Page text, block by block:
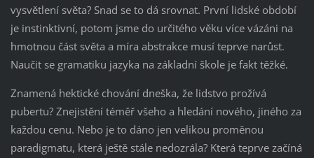
vysvětlení světa? Snad se to dá srovnat. První lidské období
je instinktivní, potom jsme do určitého věku více vázáni na
hmotnou část světa a míra abstrakce musí teprve narůst.
Naučit se gramatiku jazyka na základní škole je fakt těžké.
Znamená hektické chování dneška, že lidstvo prožívá
pubertu? Znejistění téměř všeho a hledání nového, jiného za
každou cenu. Nebo je to dáno jen velikou proměnou
paradigmatu, která ještě stále nedozrála? Která teprve začíná